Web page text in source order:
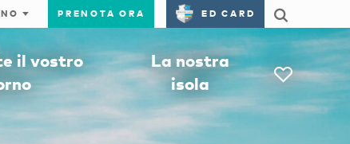
PRENOTA ORA ED CARD
il vostro
La nostra
isola